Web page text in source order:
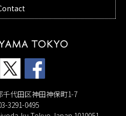
千代田区神田神保町1-7
3291-0495